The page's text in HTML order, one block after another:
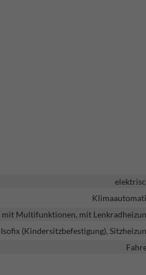
mit Multifunktionen, mit
Isofix (Kindersitzbefestigung),